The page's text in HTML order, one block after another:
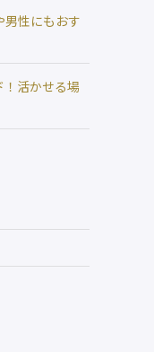
男性にもおす
！活かせる場